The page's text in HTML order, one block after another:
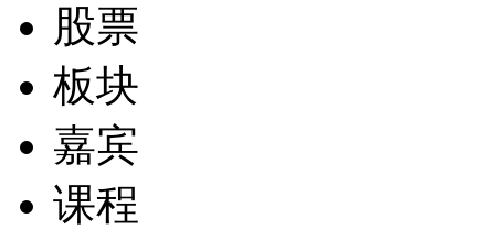
股票
板块
嘉宾
课程